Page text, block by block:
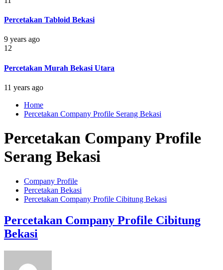
Percetakan Tabloid Bekasi
9 years ago
12
Percetakan Murah Bekasi Utara
11 years ago
Home
Percetakan Company Profile Serang Bekasi
Percetakan Company Profile
Serang Bekasi
Company Profile
Percetakan Bekasi
Percetakan Company Profile Cibitung Bekasi
Percetakan Company Profile Cibitung
Bekasi